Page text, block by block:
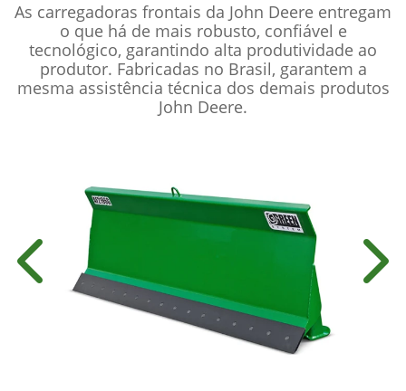
As carregadoras frontais da John Deere entregam
o que há de mais robusto, confiável e
tecnológico, garantindo alta produtividade ao
produtor. Fabricadas no Brasil, garantem a
mesma assistência técnica dos demais produtos
John Deere.
Anterior